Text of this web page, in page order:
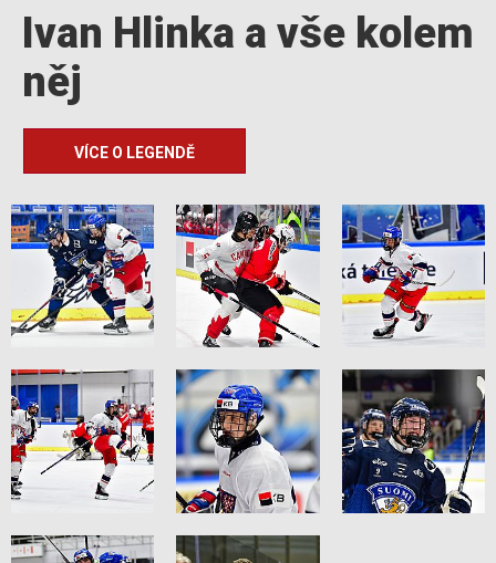
Ivan Hlinka a vše kolem
něj
VÍCE O LEGENDĚ